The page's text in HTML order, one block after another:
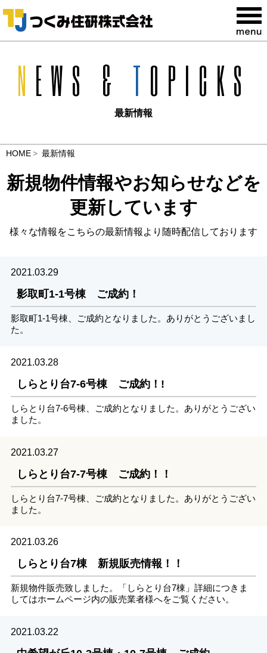
N EWS & T OPICKS
最新情報
HOME 最新情報
新規物件情報やお知らせなどを
更新しています
様々な情報をこちらの最新情報より随時配信しております
2021.03.29
影取町1-1号棟 ご成約！
影取町1-1号棟、ご成約となりました。ありがとうございまし
た。
2021.03.28
しらとり台7-6号棟 ご成約！!
しらとり台7-6号棟、ご成約となりました。ありがとうござい
ました。
2021.03.27
しらとり台7-7号棟 ご成約！！
しらとり台7-7号棟、ご成約となりました。ありがとうござい
ました。
2021.03.26
しらとり台7棟 新規販売情報！！
新規物件販売致しました。「しらとり台7棟」詳細につきま
してはホームページ内の販売業者様へをご覧ください。
2021.03.22